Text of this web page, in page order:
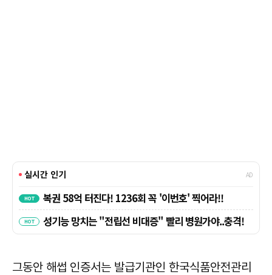
그동안 해썹 인증서는 발급기관인 한국식품안전관리